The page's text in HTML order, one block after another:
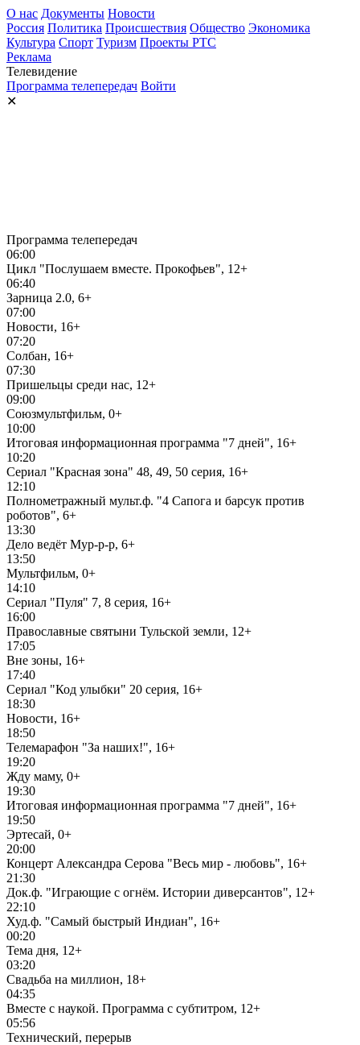
О нас Документы Новости
Россия Политика Происшествия Общество Экономика
Культура Спорт Туризм Проекты РТС
Реклама
Телевидение
Программа телепередач Войти
✕
Программа телепередач
06:00
Цикл "Послушаем вместе. Прокофьев", 12+
06:40
Зарница 2.0, 6+
07:00
Новости, 16+
07:20
Солбан, 16+
07:30
Пришельцы среди нас, 12+
09:00
Союзмультфильм, 0+
10:00
Итоговая информационная программа "7 дней", 16+
10:20
Сериал "Красная зона" 48, 49, 50 серия, 16+
12:10
Полнометражный мульт.ф. "4 Сапога и барсук против
роботов", 6+
13:30
Дело ведёт Мур-р-р, 6+
13:50
Мультфильм, 0+
14:10
Сериал "Пуля" 7, 8 серия, 16+
16:00
Православные святыни Тульской земли, 12+
17:05
Вне зоны, 16+
17:40
Сериал "Код улыбки" 20 серия, 16+
18:30
Новости, 16+
18:50
Телемарафон "За наших!", 16+
19:20
Жду маму, 0+
19:30
Итоговая информационная программа "7 дней", 16+
19:50
Эртесай, 0+
20:00
Концерт Александра Серова "Весь мир - любовь", 16+
21:30
Док.ф. "Играющие с огнём. Истории диверсантов", 12+
22:10
Худ.ф. "Самый быстрый Индиан", 16+
00:20
Тема дня, 12+
03:20
Свадьба на миллион, 18+
04:35
Вместе с наукой. Программа с субтитром, 12+
05:56
Технический, перерыв